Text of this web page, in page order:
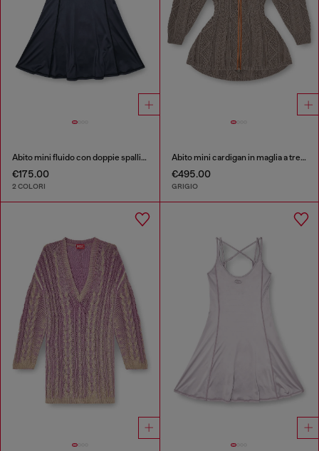
Abito mini fluido con doppie spalline
€175.00
2 COLORI
Abito mini cardigan in maglia a trecce
€495.00
GRIGIO